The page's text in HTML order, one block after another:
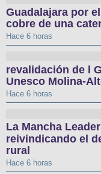
Guadalajara por
cobre de una
Hace 6 horas
revalidación de l
Unesco Molina-
Hace 6 horas
La Mancha
reivindicando el
rural
Hace 6 horas